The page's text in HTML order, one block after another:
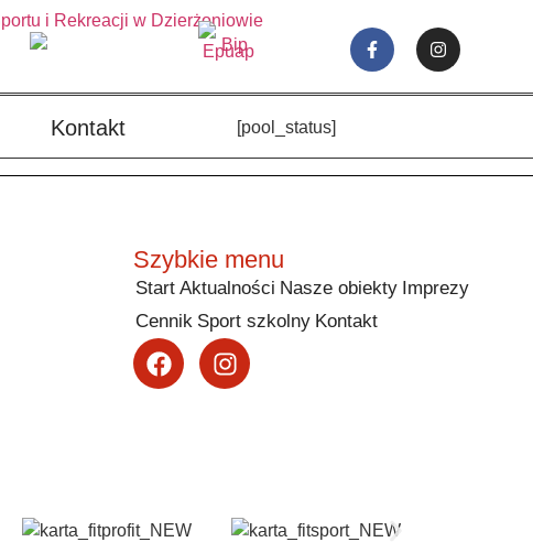
Kontakt [pool_status]
Szybkie menu
Start Aktualności Nasze obiekty Imprezy
Cennik Sport szkolny Kontakt